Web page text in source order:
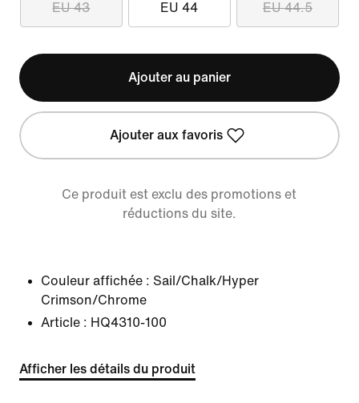
EU 43 EU 44 EU 44.5
Ajouter au panier
Ajouter aux favoris
Ce produit est exclu des promotions et
réductions du site.
Couleur affichée : Sail/Chalk/Hyper
Crimson/Chrome
Article : HQ4310-100
Afficher les détails du produit